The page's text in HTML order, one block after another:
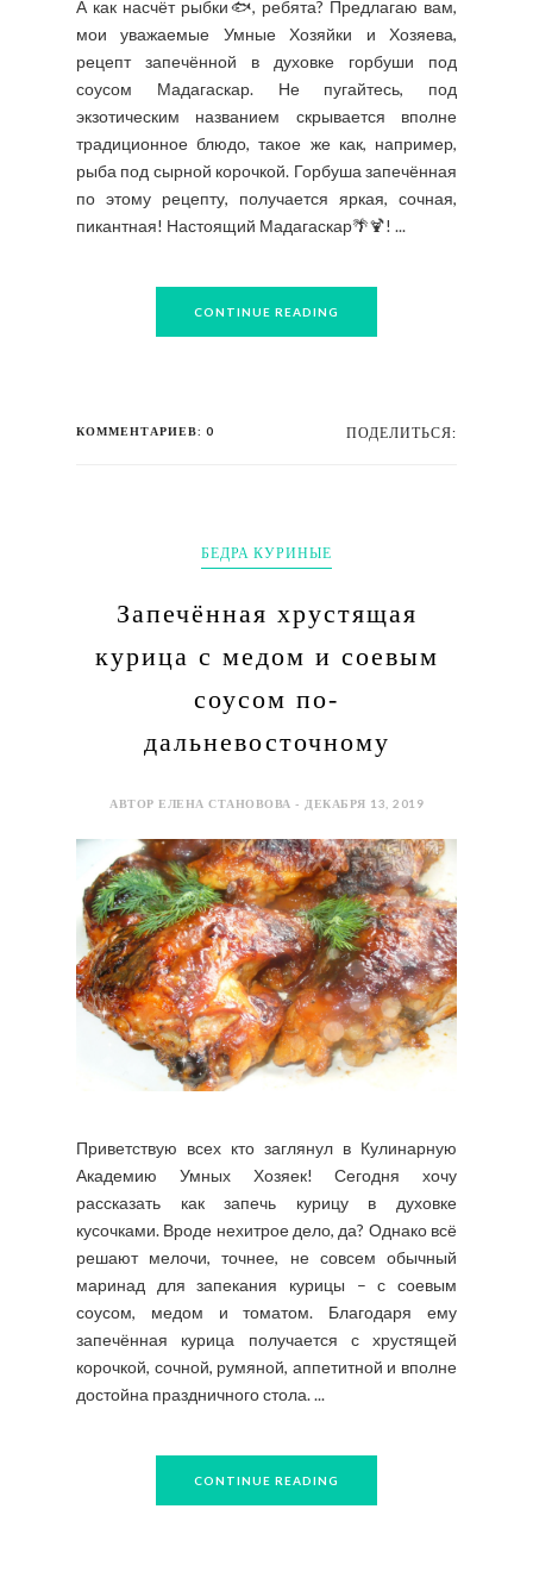
А как насчёт рыбки🐟, ребята? Предлагаю вам,
мои уважаемые Умные Хозяйки и Хозяева,
рецепт запечённой в духовке горбуши под
соусом Мадагаскар. Не пугайтесь, под
экзотическим названием скрывается вполне
традиционное блюдо, такое же как, например,
рыба под сырной корочкой. Горбуша запечённая
по этому рецепту, получается яркая, сочная,
пикантная! Настоящий Мадагаскар🌴🍹! ...
CONTINUE READING
КОММЕНТАРИЕВ: 0 ПОДЕЛИТЬСЯ:
БЕДРА КУРИНЫЕ
Запечённая хрустящая
курица с медом и соевым
соусом по-
дальневосточному
АВТОР ЕЛЕНА СТАНОВОВА - ДЕКАБРЯ 13, 2019
Приветствую всех кто заглянул в Кулинарную
Академию Умных Хозяек! Сегодня хочу
рассказать как запечь курицу в духовке
кусочками. Вроде нехитрое дело, да? Однако всё
решают мелочи, точнее, не совсем обычный
маринад для запекания курицы – с соевым
соусом, медом и томатом. Благодаря ему
запечённая курица получается с хрустящей
корочкой, сочной, румяной, аппетитной и вполне
достойна праздничного стола. ...
CONTINUE READING